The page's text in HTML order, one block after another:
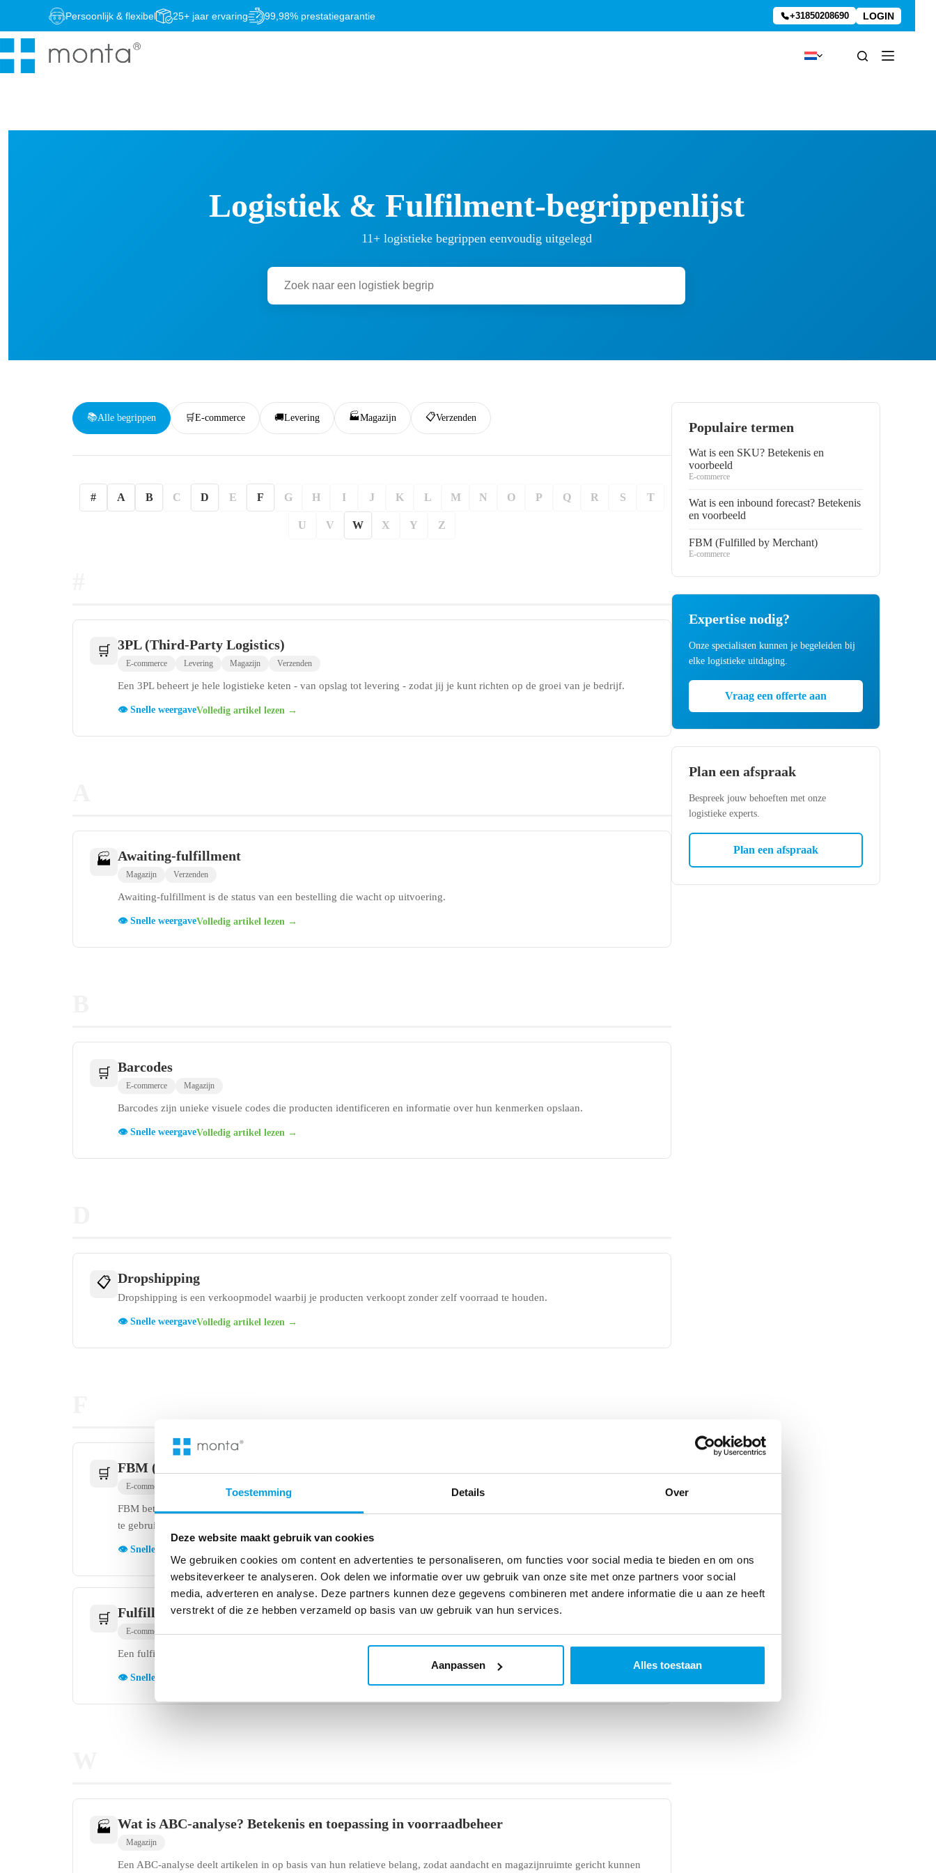
Toestemming Details Over
Deze website maakt gebruik van cookies
We gebruiken cookies om content en advertenties te personaliseren, om functies voor social media te bieden en om ons
websiteverkeer te analyseren. Ook delen we informatie over uw gebruik van onze site met onze partners voor social
media, adverteren en analyse. Deze partners kunnen deze gegevens combineren met andere informatie die u aan ze heeft
verstrekt of die ze hebben verzameld op basis van uw gebruik van hun services.
Aanpassen Alles toestaan
de
Persoonlijk & flexibel 25+ jaar ervaring 99,98% prestatiegarantie +31850208690 LOGIN
Logistiek & Fulfilment-begrippenlijst
11+ logistieke begrippen eenvoudig uitgelegd
📚Alle begrippen 🛒E-commerce 🚚Levering 🏭Magazijn 📋Verzenden
# A B C D E F G H I J K L M N O P Q R S T
U V W X Y Z
🛒 3PL (Third-Party Logistics)
E-commerce Levering Magazijn Verzenden
Een 3PL beheert je hele logistieke keten - van opslag tot levering - zodat jij je kunt richten op de groei van je bedrijf.
👁️ Snelle weergaveVolledig artikel lezen →
🏭 Awaiting-fulfillment
Magazijn Verzenden
Awaiting-fulfillment is de status van een bestelling die wacht op uitvoering.
👁️ Snelle weergaveVolledig artikel lezen →
🛒 Barcodes
E-commerce Magazijn
Barcodes zijn unieke visuele codes die producten identificeren en informatie over hun kenmerken opslaan.
👁️ Snelle weergaveVolledig artikel lezen →
📋 Dropshipping
Dropshipping is een verkoopmodel waarbij je producten verkoopt zonder zelf voorraad te houden.
👁️ Snelle weergaveVolledig artikel lezen →
🛒 FBM (Fulfilled by Merchant)
E-commerce
FBM betekent dat verkopers bestellingen zelf opslaan, verpakken en verzenden in plaats van de magazijnen van Amazon
te gebruiken, waardoor ze volledige controle hebben over de voorraad en de activiteiten.
👁️ Snelle weergave
🛒 Fulfillment-center
E-commerce
Een fulfillment-center is een opslaglocatie waar bestellingen worden verwerkt en verzonden.
👁️ Snelle weergave
🏭 Wat is ABC-analyse? Betekenis en toepassing in voorraadbeheer
Magazijn
Een ABC-analyse deelt artikelen in op basis van hun relatieve belang, zodat aandacht en magazijnruimte gericht kunnen
Populaire termen
Wat is een SKU? Betekenis en
voorbeeld
E-commerce
Wat is een inbound forecast? Betekenis
en voorbeeld
FBM (Fulfilled by Merchant)
E-commerce
Expertise nodig?
Onze specialisten kunnen je begeleiden bij
elke logistieke uitdaging.
Vraag een offerte aan
Plan een afspraak
Bespreek jouw behoeften met onze
logistieke experts.
Plan een afspraak